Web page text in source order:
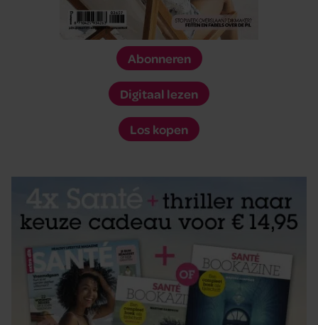
Abonneren
Digitaal lezen
Los kopen